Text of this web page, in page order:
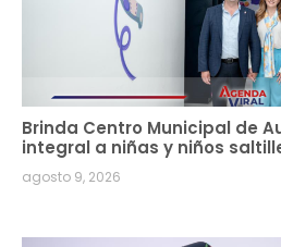
Brinda Centro Municipal de
integral a niñas y niños
agosto 9, 2026